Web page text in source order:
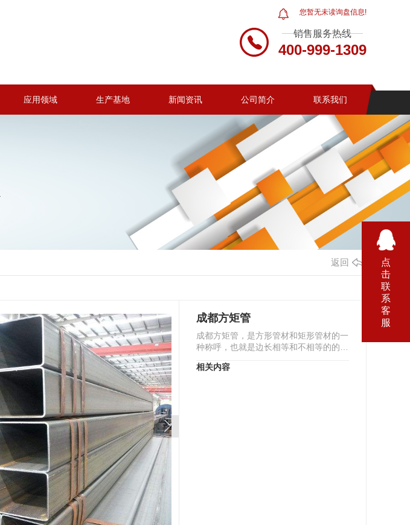
您暂无未读询盘信息!
销售服务热线
400-999-1309
应用领域 生产基地 新闻资讯 公司简介 联系我们
返回
成都方矩管
成都方矩管，是方形管材和矩形管材的一
种称呼，也就是边长相等和不相等的的钢
是把带钢经过拆…
相关内容
点
击
联
系
客
服